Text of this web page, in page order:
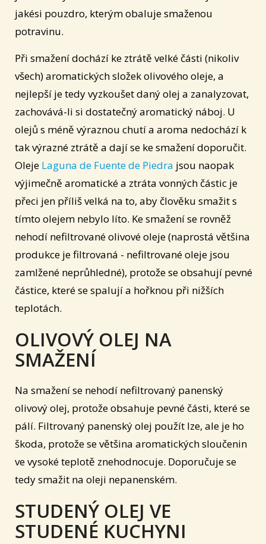
jakési pouzdro, kterým obaluje smaženou
potravinu.
Při smažení dochází ke ztrátě velké části (nikoliv
všech) aromatických složek olivového oleje, a
nejlepší je tedy vyzkoušet daný olej a zanalyzovat,
zachovává-li si dostatečný aromatický náboj. U
olejů s méně výraznou chutí a aroma nedochází k
tak výrazné ztrátě a dají se ke smažení doporučit.
Oleje Laguna de Fuente de Piedra jsou naopak
výjimečně aromatické a ztráta vonných částic je
přeci jen příliš velká na to, aby člověku smažit s
tímto olejem nebylo líto. Ke smažení se rovněž
nehodí nefiltrované olivové oleje (naprostá většina
produkce je filtrovaná - nefiltrované oleje jsou
zamlžené neprůhledné), protože se obsahují pevné
částice, které se spalují a hořknou při nižších
teplotách.
OLIVOVÝ OLEJ NA
SMAŽENÍ
Na smažení se nehodí nefiltrovaný panenský
olivový olej, protože obsahuje pevné části, které se
pálí. Filtrovaný panenský olej použít lze, ale je ho
škoda, protože se většina aromatických sloučenin
ve vysoké teplotě znehodnocuje. Doporučuje se
tedy smažit na oleji nepanenském.
STUDENÝ OLEJ VE
STUDENÉ KUCHYNI